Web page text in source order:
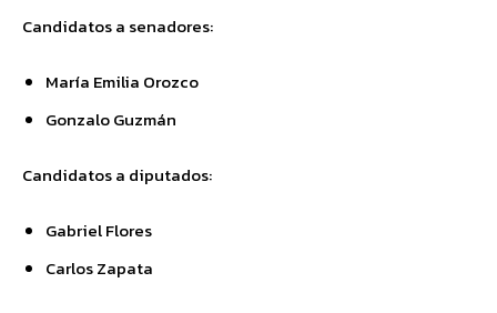
Candidatos a senadores:
María Emilia Orozco
Gonzalo Guzmán
Candidatos a diputados:
Gabriel Flores
Carlos Zapata